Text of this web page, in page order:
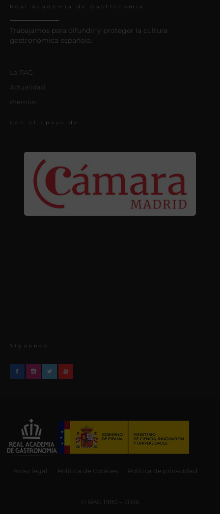
Real Academia de Gastronomía
Trabajamos para difundir y proteger la cultura
gastronómica española.
La RAG
Actualidad
Premios
Con el apoyo de:
Síguenos
Aviso legal Política de Cookies Política de privacidad
© RAG 1980 – 2026